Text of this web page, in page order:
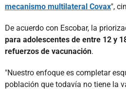
mecanismo multilateral Covax",
De acuerdo con Escobar, la
para adolescentes de entre 12 y
refuerzos de vacunación.
"Nuestro enfoque es completar
población que todavía no tiene la